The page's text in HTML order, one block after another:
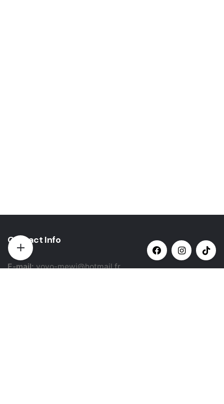
Contact Info
E-mail:yovo-mewi@hotmail.fr